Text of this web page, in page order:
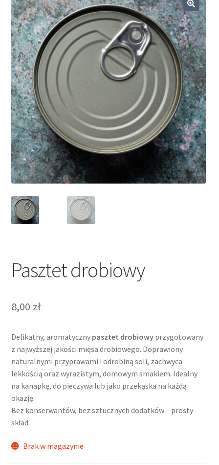
Dieta ketogeniczna
Noże survivalowe
Inne
🔍
Pasztet drobiowy
8,00 zł
Delikatny, aromatyczny pasztet drobiowyprzygotowany
z najwyższej jakości mięsa drobiowego. Doprawiony
naturalnymi przyprawami i odrobiną soli, zachwyca
lekkością oraz wyrazistym, domowym smakiem. Idealny
na kanapkę, do pieczywa lub jako przekąska na każdą
okazję.
Bez konserwantów, bez sztucznych dodatków – prosty
skład.
Brak w magazynie